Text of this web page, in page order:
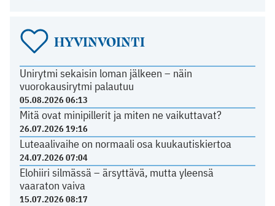
HYVINVOINTI
Unirytmi sekaisin loman jälkeen – näin
vuorokausirytmi palautuu
05.08.2026 06:13
Mitä ovat minipillerit ja miten ne vaikuttavat?
26.07.2026 19:16
Luteaalivaihe on normaali osa kuukautiskiertoa
24.07.2026 07:04
Elohiiri silmässä – ärsyttävä, mutta yleensä
vaaraton vaiva
15.07.2026 08:17